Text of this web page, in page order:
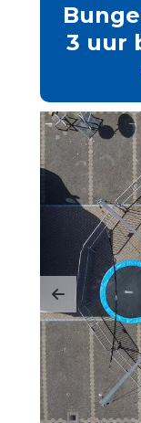
3 uur
Previous